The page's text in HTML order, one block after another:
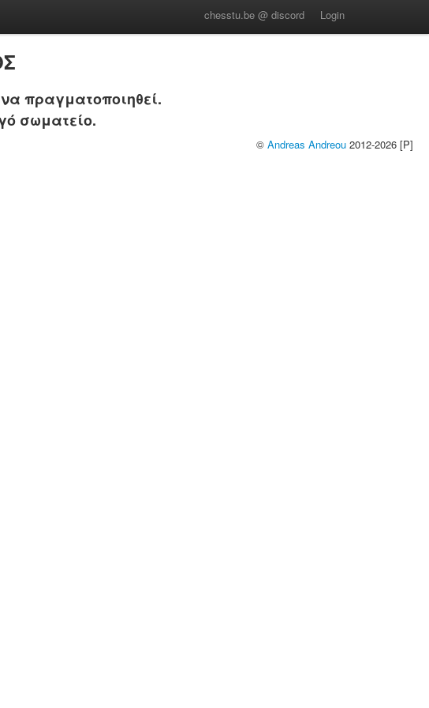
chesstu.be @ discord Login
πραγματοποιηθεί.
σωματείο.
© Andreas Andreou 2012-2026 [P]